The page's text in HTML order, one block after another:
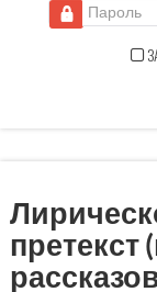
Пароль
претекст